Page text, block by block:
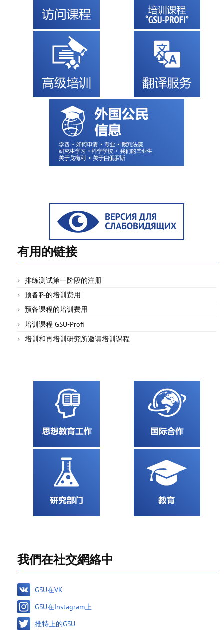
有用的链接
排练测试第一阶段的注册
预备科的培训费用
预备课程的培训费用
培训课程 GSU-Profi
培训和再培训研究所邀请培训课程
我們在社交網絡中
GSU在VK
GSU在Instagram上
推特上的GSU